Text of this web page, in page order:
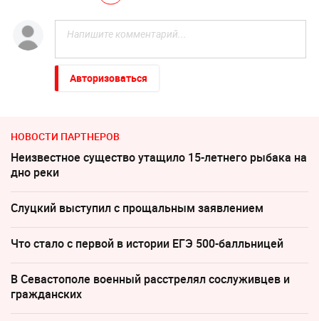
Авторизоваться
НОВОСТИ ПАРТНЕРОВ
Неизвестное существо утащило 15-летнего рыбака на
дно реки
Слуцкий выступил с прощальным заявлением
Что стало с первой в истории ЕГЭ 500-балльницей
В Севастополе военный расстрелял сослуживцев и
гражданских